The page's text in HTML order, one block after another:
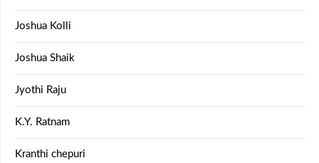
Joshua Kolli
Joshua Shaik
Jyothi Raju
K.Y. Ratnam
Kranthi chepuri